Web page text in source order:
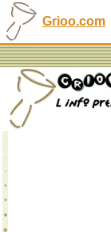
Grioo.com